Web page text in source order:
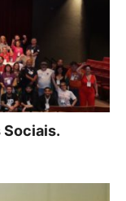
Sociais.